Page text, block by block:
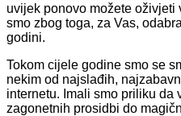
uvijek ponovo možete
smo zbog toga, za Vas,
godini.
Tokom cijele godine smo se
nekim od najslađih,
internetu. Imali smo priliku da
zagonetnih prosidbi do